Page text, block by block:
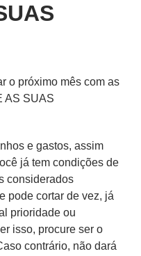
o próximo mês com as
AS SUAS
e gastos, assim
já tem condições de
considerados
pode cortar de vez, já
prioridade ou
isso, procure ser o
contrário, não dará